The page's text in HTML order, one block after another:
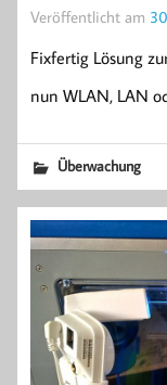
Veröffentlicht am
Fixfertig Lösung
nun WLAN, LAN
Überwachung